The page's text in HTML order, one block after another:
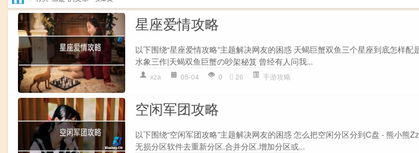
星座爱情攻略
以下围绕“星座爱情攻略”主题解决网友的困惑 天蝎巨蟹双鱼三个星座到底怎样配
水象三作|天蝎双鱼巨蟹の吵架秘笈 曾经有人问我...
xza 05-04 0 26 手游攻略
空闲军团攻略
以下围绕“空闲军团攻略”主题解决网友的困惑 怎么把空闲分区分到C盘 - 熊小熊
无损分区软件去重新分区.合并分区.增加分区或...